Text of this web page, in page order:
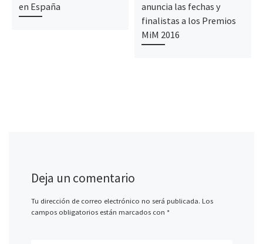
en España
anuncia las fechas y
finalistas a los Premios
MiM 2016
Deja un comentario
Tu dirección de correo electrónico no será publicada. Los
campos obligatorios están marcados con *